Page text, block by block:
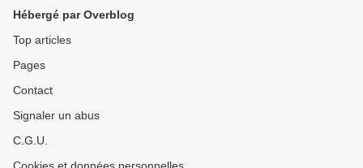
Hébergé par Overblog
Top articles
Pages
Contact
Signaler un abus
C.G.U.